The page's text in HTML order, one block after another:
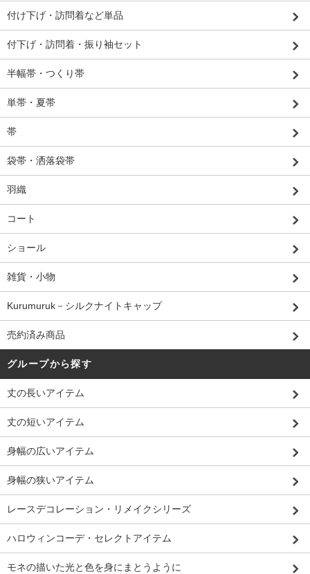
付け下げ・訪問着など単品
付下げ・訪問着・振り袖セット
半幅帯・つくり帯
単帯・夏帯
帯
袋帯・洒落袋帯
羽織
コート
ショール
雑貨・小物
Kurumuruk－シルクナイトキャップ
売約済み商品
グループから探す
丈の長いアイテム
丈の短いアイテム
身幅の広いアイテム
身幅の狭いアイテム
レースデコレーション・リメイクシリーズ
ハロウィンコーデ・セレクトアイテム
モネの描いた光と色を身にまとうように